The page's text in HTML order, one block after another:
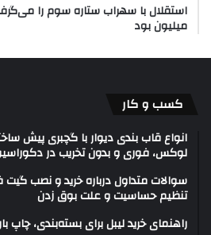
میلیون بود
کسب و کار
انواع قاب بندی دیوار با گچبری پیش
لوکس، فوری و بدون تخریب در
سوالات متداول درباره خرید و نصب
تنظیم حساسیت و علت بوق زدن
راهنمای خرید لیبل برای بسته‌بندی،